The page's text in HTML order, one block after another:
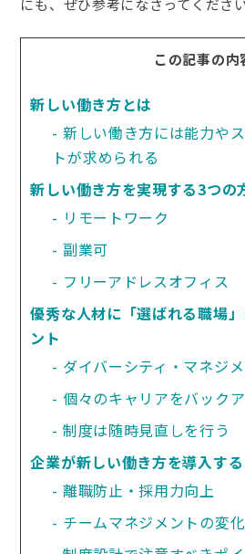
にも、ぜひ参考になさってください
この記事の内
新しい働き方とは
新しい働き方には能力や
トが求められる
新しい働き方を実現する3つの
リモートワーク
副業可
フリーアドレスオフィス
優秀な人材に「選ばれる職場
ント
ダイバーシティ・マネジ
個々のキャリアをバック
制度は随時見直しを行う
企業が新しい働き方を導入す
離職防止・採用力向上
チームマネジメントの変